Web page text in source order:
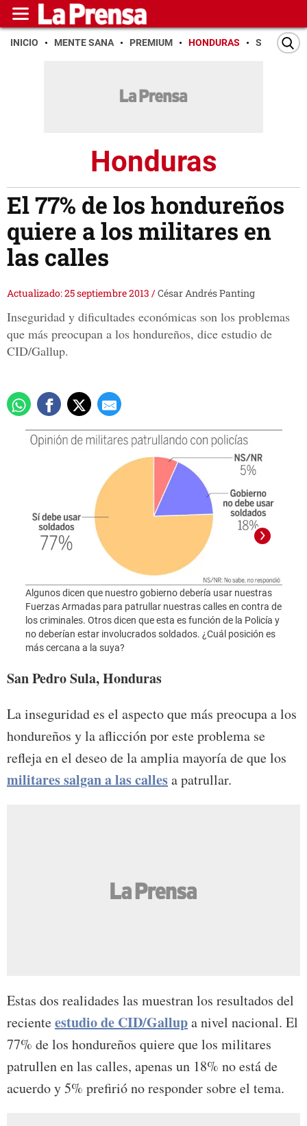
INICIO MENTE SANA PREMIUM HONDURAS SAN PEDRO
Honduras
El 77% de los hondureños
quiere a los militares en
las calles
Actualizado: 25 septiembre 2013 /César Andrés Panting
Inseguridad y dificultades económicas son los problemas
que más preocupan a los hondureños, dice estudio de
CID/Gallup.
Algunos dicen que nuestro gobierno debería usar nuestras
Fuerzas Armadas para patrullar nuestras calles en contra de
los criminales. Otros dicen que esta es función de la Policía y
no deberían estar involucrados soldados. ¿Cuál posición es
más cercana a la suya?
San Pedro Sula, Honduras
La inseguridad es el aspecto que más preocupa a los
hondureños y la aflicción por este problema se
refleja en el deseo de la amplia mayoría de que los
militares salgan a las callesa patrullar.
Estas dos realidades las muestran los resultados del
recienteestudio de CID/Gallupa nivel nacional. El
77% de los hondureños quiere que los militares
patrullen en las calles, apenas un 18% no está de
acuerdo y 5% prefirió no responder sobre el tema.